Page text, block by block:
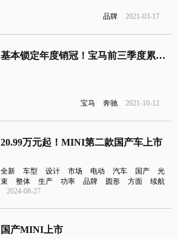
品牌 2021-03-17
基本锁定年度销冠！宝马前三季度累计销66万辆
宝马 奔驰 2021-10-12
20.99万元起！MINI第二款国产车上市
全新 车型 设计 市场 电动 汽车 国产
光
束
整体 生产 功率 品牌 圆形 方面
续航
2024-08-27
国产MINI上市